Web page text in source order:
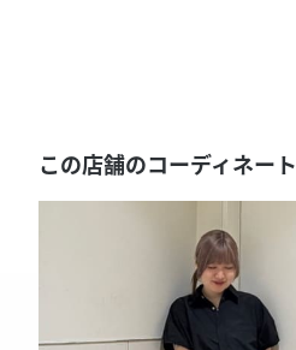
この店舗のコーディネート